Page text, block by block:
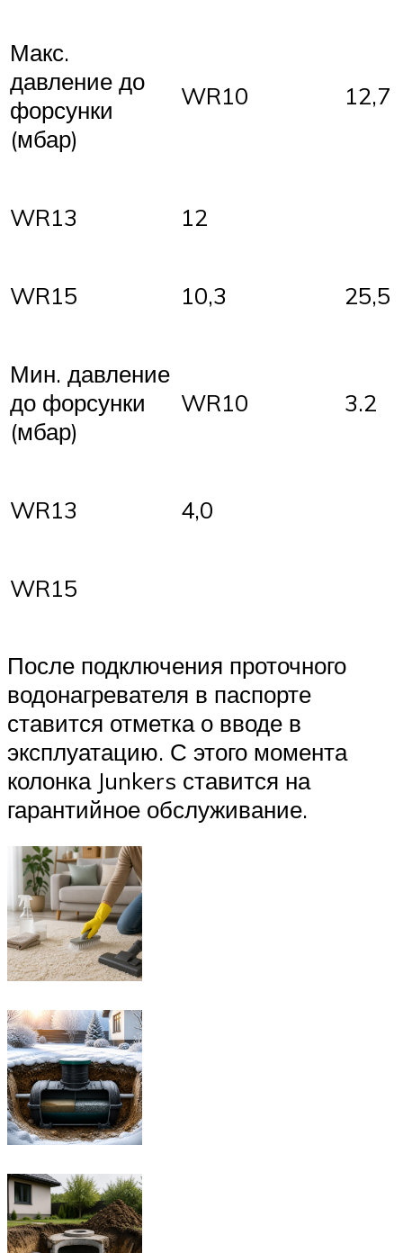
Макс.
давление до
форсунки
(мбар)
WR10 12,7
WR13 12
WR15 10,3 25,5
Мин. давление
до форсунки
(мбар)
WR10 3.2
WR13 4,0
WR15
После подключения проточного
водонагревателя в паспорте
ставится отметка о вводе в
эксплуатацию. С этого момента
колонка Junkers ставится на
гарантийное обслуживание.